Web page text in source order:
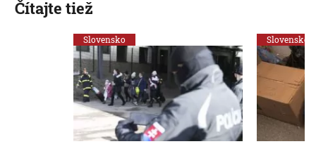
Čítajte tiež
Slovensko Slovensko